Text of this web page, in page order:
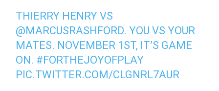
THIERRY HENRY VS
@MARCUSRASHFORD. YOU VS YOUR
MATES. NOVEMBER 1ST, IT’S GAME
ON. #FORTHEJOYOFPLAY
PIC.TWITTER.COM/CLGNRL7AUR